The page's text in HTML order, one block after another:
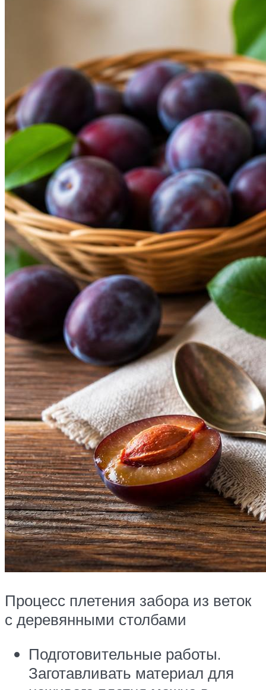
Процесс плетения забора из веток
с деревянными столбами
Подготовительные работы.
Заготавливать материал для